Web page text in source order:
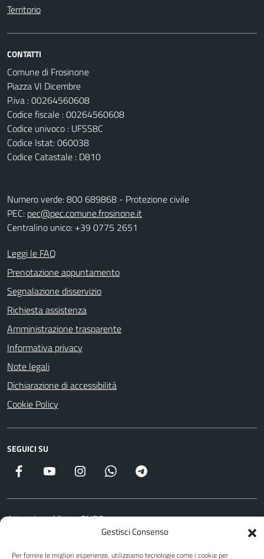
Gestisci Consenso
Per fornire le migliori esperienze, utilizziamo tecnologie come i cookie per
Territorio
CONTATTI
Comune di Frosinone
Piazza VI Dicembre
P.iva : 00264560608
Codice fiscale : 00264560608
Codice univoco : UFSS8C
Codice Istat: 060038
Codice Catastale : D810
Numero verde: 800 689868 - Protezione civile
PEC: pec@pec.comune.frosinone.it
Centralino unico: +39 0775 2651
Leggi le FAQ
Prenotazione appuntamento
Segnalazione disservizio
Richiesta assistenza
Amministrazione trasparente
Informativa privacy
Note legali
Dichiarazione di accessibilità
Cookie Policy
SEGUICI SU
Facebook YouTube Instagram WhatsApp
Attuazione Misure PNRR
Piano di miglioramento del sito